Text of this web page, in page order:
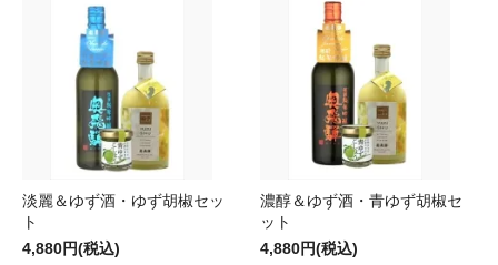
淡麗＆ゆず酒・ゆず胡椒セッ
ト
4,880円(税込)
濃醇＆ゆず酒・青ゆず胡椒セ
ット
4,880円(税込)